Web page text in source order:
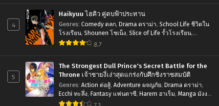
4
Haikyuu ไฮคิว คู่ตบฟ้าประทาน
Genres: Comedy ตลก, Drama ดราม่า, School Life ชีวิตใน
โรงเรียน, Shounen โชเน็ง, Slice of Life รั้วโรงเรียน,
Sports กีฬา
8.7
5
The Strongest Dull Prince's Secret Battle for the
Throne เจ้าชายงี่เง่าสุดแกร่งกับศึกชิงราชสมบัติ
Genres: Action ต่อสู้, Adventure ผจญภัย, Drama ดราม่า,
Ecchi ทะลึ่ง, Fantasy แฟนตาซี, Harem ฮาเร็ม, Manga มังงะ
ญี่ปุ่น,Romance โรแมนติก